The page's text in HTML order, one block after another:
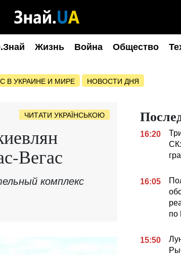
Жизнь Война Общество
В УКРАИНЕ И МИРЕ НОВОСТИ ДНЯ
ЧИТАТИ УКРАЇНСЬКОЮ
Вегас
комплекс
16:20
16:05
по
15:50